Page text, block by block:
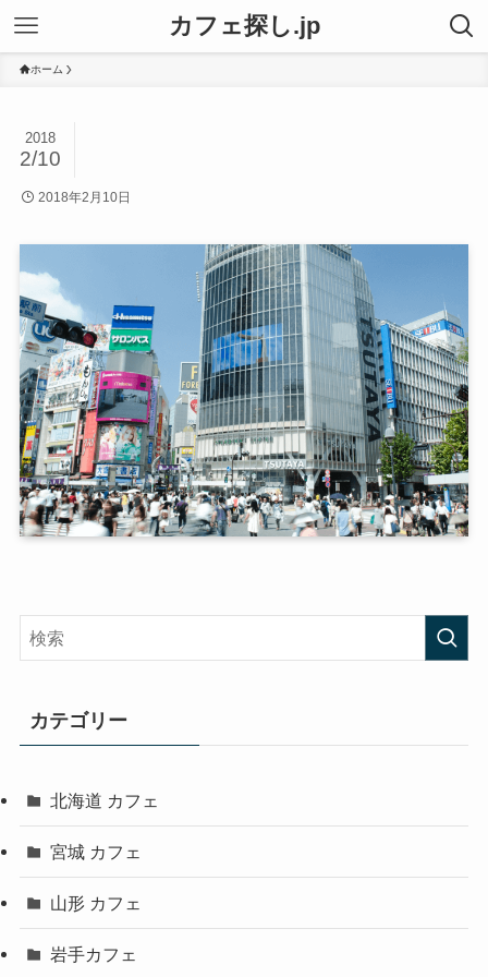
カフェ探し.jp
ホーム
2018
2/10
2018年2月10日
カテゴリー
北海道 カフェ
宮城 カフェ
山形 カフェ
岩手カフェ